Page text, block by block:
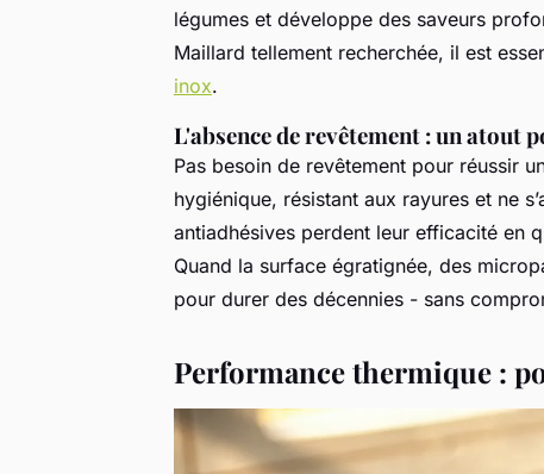
légumes et développe des saveurs
Maillard tellement recherchée, il est
inox.
L'absence de revêtement : un atout
Pas besoin de revêtement pour réussir
hygiénique, résistant aux rayures et ne
antiadhésives perdent leur efficacité en
Quand la surface égratignée, des
pour durer des décennies - sans
Performance thermique :